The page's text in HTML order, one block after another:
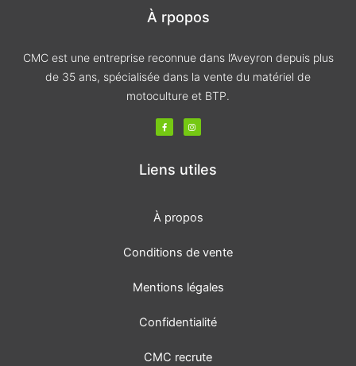
À rpopos
CMC est une entreprise reconnue dans l’Aveyron depuis plus
de 35 ans, spécialisée dans la vente du matériel de
motoculture et BTP.
F
a
c
o
k
I
n
s
r
a
Liens utiles
À propos
Conditions de vente
Mentions légales
Confidentialité
CMC recrute